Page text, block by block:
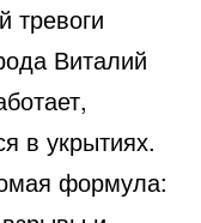
тревоги
Виталий
в укрытиях.
формула: